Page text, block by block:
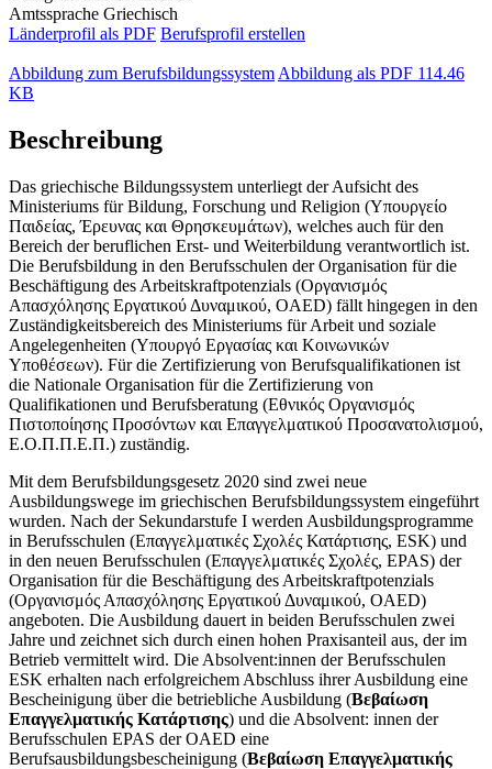
Amtssprache Griechisch
Länderprofil als PDF Berufsprofil erstellen
Abbildung zum Berufsbildungssystem Abbildung als PDF 114.46
KB
Beschreibung
Das griechische Bildungssystem unterliegt der Aufsicht des
Ministeriums für Bildung, Forschung und Religion (Υπουργείο
Παιδείας, Έρευνας και Θρησκευμάτων), welches auch für den
Bereich der beruflichen Erst- und Weiterbildung verantwortlich ist.
Die Berufsbildung in den Berufsschulen der Organisation für die
Beschäftigung des Arbeitskraftpotenzials (Οργανισμός
Απασχόλησης Εργατικού Δυναμικού, OAED) fällt hingegen in den
Zuständigkeitsbereich des Ministeriums für Arbeit und soziale
Angelegenheiten (Υπουργό Εργασίας και Κοινωνικών
Υποθέσεων). Für die Zertifizierung von Berufsqualifikationen ist
die Nationale Organisation für die Zertifizierung von
Qualifikationen und Berufsberatung (Εθνικός Οργανισμός
Πιστοποίησης Προσόντων και Επαγγελματικού Προσανατολισμού,
Ε.Ο.Π.Π.Ε.Π.) zuständig.
Mit dem Berufsbildungsgesetz 2020 sind zwei neue
Ausbildungswege im griechischen Berufsbildungssystem eingeführt
wurden. Nach der Sekundarstufe I werden Ausbildungsprogramme
in Berufsschulen (Επαγγελματικές Σχολές Κατάρτισης, ESK) und
in den neuen Berufsschulen (Επαγγελματικές Σχολές, ΕPAS) der
Organisation für die Beschäftigung des Arbeitskraftpotenzials
(Οργανισμός Απασχόλησης Εργατικού Δυναμικού, OAED)
angeboten. Die Ausbildung dauert in beiden Berufsschulen zwei
Jahre und zeichnet sich durch einen hohen Praxisanteil aus, der im
Betrieb vermittelt wird. Die Absolvent:innen der Berufsschulen
ESK erhalten nach erfolgreichem Abschluss ihrer Ausbildung eine
Bescheinigung über die betriebliche Ausbildung (Βεβαίωση
Επαγγελματικής Κατάρτισης) und die Absolvent: innen der
Berufsschulen EPAS der OAED eine
Berufsausbildungsbescheinigung (Βεβαίωση Επαγγελματικής